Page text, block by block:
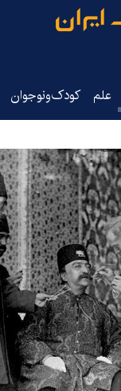
علم کودک‌ونوجوان